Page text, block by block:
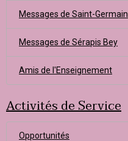
Messages de Saint-Germain
Messages de Sérapis Bey
Amis de l'Enseignement
Activités de Service
Opportunités